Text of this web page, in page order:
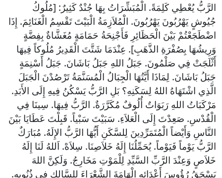
الرَّبُّ يُعْطِي كَلِمَةً. الْمُبَشِّرَاتُ بِهَا جُنْدٌ كَثِيرٌ: [مُلُوكُ
جُيُوشٍ يَهْرُبُونَ يَهْرُبُونَ. الْمُلاَزِمَةُ الْبَيْتَ تَقْسِمُ الْغَنَائِمَ. إِذَا
اضْطَجَعْتُمْ بَيْنَ الْحَظَائِرِ فَأَجْنِحَةُ حَمَامَةٍ مُغَشَّاةٌ بِفِضَّةٍ
وَرِيشُهَا بِصُفْرَةِ الذَّهَبِ]. عِنْدَمَا شَتَّتَ الْقَدِيرُ مُلُوكاً فِيهَا
أَثْلَجَتْ فِي صَلْمُونَ. جَبَلُ اللهِ جَبَلُ بَاشَانَ. جَبَلُ أَسْنِمَةٍ
جَبَلُ بَاشَانَ. لِمَاذَا أَيَّتُهَا الْجِبَالُ الْمُسَنَّمَةُ تَرْصُدْنَ الْجَبَلَ
الَّذِي اشْتَهَاهُ اللهُ لِسَكَنِهِ؟ بَلِ الرَّبُّ يَسْكُنُ فِيهِ إِلَى الأَبَدِ.
مَرْكَبَاتُ اللهِ رَبَوَاتٌ أُلُوفٌ مُكَرَّرَةٌ. الرَّبُّ فِيهَا. سِينَا فِي
الْقُدْسِ. صَعِدْتَ إِلَى الْعَلاَءِ. سَبَيْتَ سَبْياً. قَبِلْتَ عَطَايَا بَيْنَ
النَّاسِ وَأَيْضاً الْمُتَمَرِّدِينَ لِلسَّكَنِ أَيُّهَا الرَّبُّ الإِلَهُ. مُبَارَكٌ
الرَّبُّ يَوْماً فَيَوْماً. يُحَمِّلُنَا إِلَهُ خَلاَصِنَا. سِلاَهْ. اَللهُ لَنَا إِلَهُ
خَلاَصٍ وَعِنْدَ الرَّبِّ السَّيِّدِ لِلْمَوْتِ مَخَارِجُ. وَلَكِنَّ اللهَ
يَسْحَقُ رُؤُوسَ أَعْدَائِهِ الْهَامَةَ الشَّعْرَاءَ لِلسَّالِكِ فِي ذُنُوبِهِ.